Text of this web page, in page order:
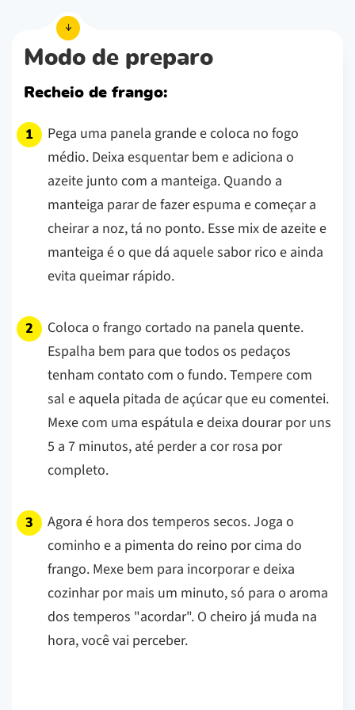
Modo de preparo
Recheio de frango:
Pega uma panela grande e coloca no fogo
médio. Deixa esquentar bem e adiciona o
azeite junto com a manteiga. Quando a
manteiga parar de fazer espuma e começar a
cheirar a noz, tá no ponto. Esse mix de azeite e
manteiga é o que dá aquele sabor rico e ainda
evita queimar rápido.
Coloca o frango cortado na panela quente.
Espalha bem para que todos os pedaços
tenham contato com o fundo. Tempere com
sal e aquela pitada de açúcar que eu comentei.
Mexe com uma espátula e deixa dourar por uns
5 a 7 minutos, até perder a cor rosa por
completo.
Agora é hora dos temperos secos. Joga o
cominho e a pimenta do reino por cima do
frango. Mexe bem para incorporar e deixa
cozinhar por mais um minuto, só para o aroma
dos temperos "acordar". O cheiro já muda na
hora, você vai perceber.